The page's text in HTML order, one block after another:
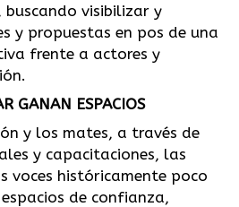
buscando visibilizar y
y propuestas en pos de una
frente a actores y
GANAN ESPACIOS
y los mates, a través de
y capacitaciones, las
voces históricamente poco
de confianza,